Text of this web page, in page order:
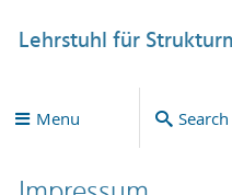
Lehrstuhl für
Menu Search